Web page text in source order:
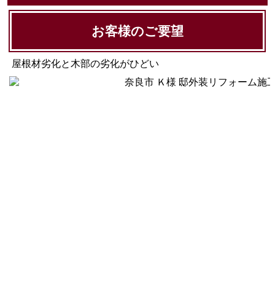
お客様のご要望
屋根材劣化と木部の劣化がひどい